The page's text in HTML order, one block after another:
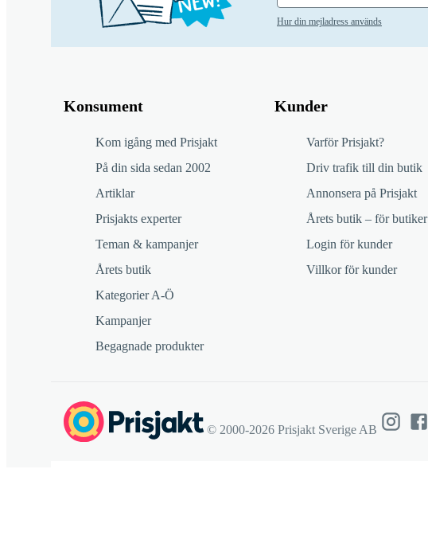
Hur din mejladress används
Konsument
Kom igång med Prisjakt
På din sida sedan 2002
Artiklar
Prisjakts experter
Teman & kampanjer
Årets butik
Kategorier A-Ö
Kampanjer
Begagnade produkter
Kunder
Varför Prisjakt?
Driv trafik till din butik
Annonsera på Prisjakt
Årets butik – för butiker
Login för kunder
Villkor för kunder
© 2000-2026 Prisjakt Sverige AB